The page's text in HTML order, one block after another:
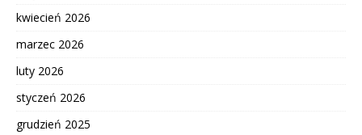
kwiecień 2026
marzec 2026
luty 2026
styczeń 2026
grudzień 2025